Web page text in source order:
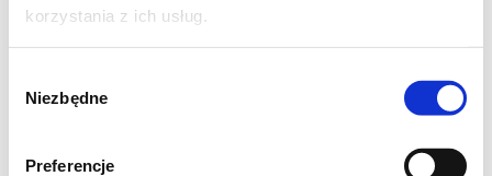
korzystania z ich usług.
zgody
Niezbędne
Preferencje
½ łyżeczki musztardy z całymi ziarnami
gorczycy
w przepisie (poza dressingiem) – można ją